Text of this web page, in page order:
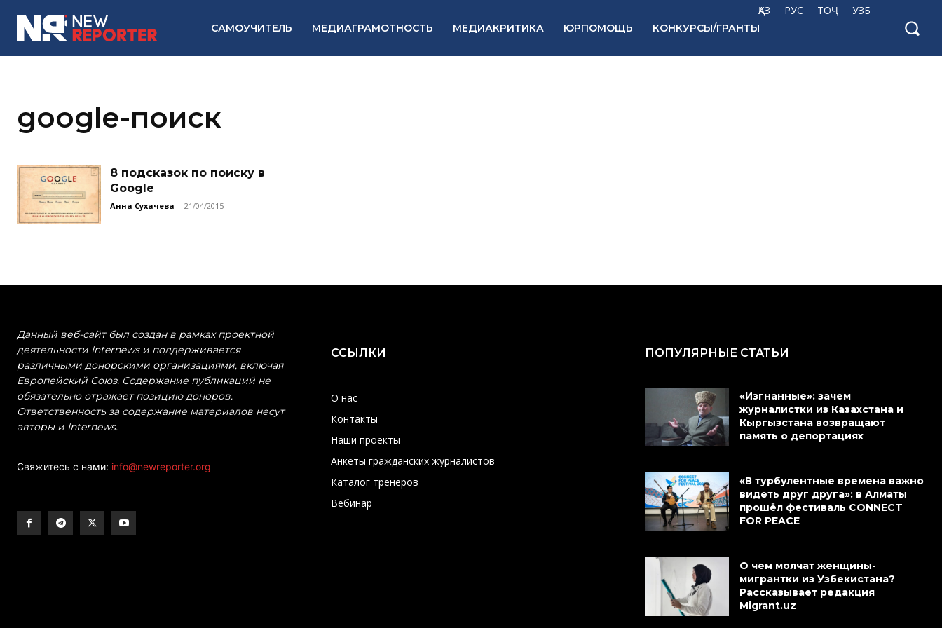
ҚАЗ РУС ТОҶ УЗБ
САМОУЧИТЕЛЬ МЕДИАГРАМОТНОСТЬ МЕДИАКРИТИКА ЮРПОМОЩЬ КОНКУРСЫ/ГРАНТЫ
google-поиск
8 подсказок по поиску в
Google
Анна Сухачева - 21/04/2015
Данный веб-сайт был создан в рамках проектной
деятельности Internews и поддерживается
различными донорскими организациями, включая
Европейский Союз. Содержание публикаций не
обязательно отражает позицию доноров.
Ответственность за содержание материалов несут
авторы и Internews.
Свяжитесь с нами: info@newreporter.org
ССЫЛКИ
О нас
Контакты
Наши проекты
Анкеты гражданских журналистов
Каталог тренеров
Вебинар
ПОПУЛЯРНЫЕ СТАТЬИ
«Изгнанные»: зачем
журналистки из Казахстана и
Кыргызстана возвращают
память о депортациях
«В турбулентные времена важно
видеть друг друга»: в Алматы
прошёл фестиваль CONNECT
FOR PEACE
О чем молчат женщины-
мигрантки из Узбекистана?
Рассказывает редакция
Migrant.uz